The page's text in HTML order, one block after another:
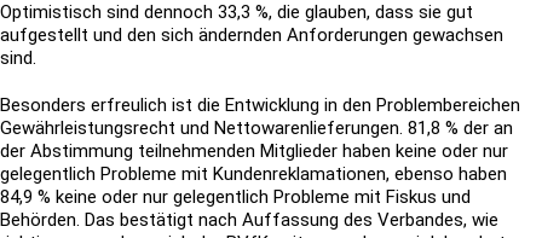
Optimistisch sind dennoch 33,3 %, die glauben, dass sie gut
aufgestellt und den sich ändernden Anforderungen gewachsen
sind.
Besonders erfreulich ist die Entwicklung in den Problembereichen
Gewährleistungsrecht und Nettowarenlieferungen. 81,8 % der an
der Abstimmung teilnehmenden Mitglieder haben keine oder nur
gelegentlich Probleme mit Kundenreklamationen, ebenso haben
84,9 % keine oder nur gelegentlich Probleme mit Fiskus und
Behörden. Das bestätigt nach Auffassung des Verbandes, wie